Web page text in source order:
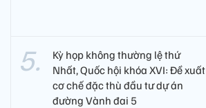
Kỳ họp không thường lệ thứ
Nhất, Quốc hội khóa XVI: Đề xuất
cơ chế đặc thù đầu tư dự án
đường Vành đai 5